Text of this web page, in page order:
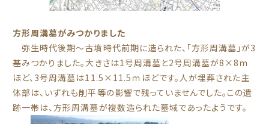
方形周溝墓がみつかりました
弥生時代後期～古墳時代前期に造られた、「方形周溝墓」が3
基みつかりました。大きさは1号周溝墓と2号周溝墓が8×8ｍ
ほど、3号周溝墓は11.5×11.5ｍほどです。人が埋葬された主
体部は、いずれも削平等の影響で残っていませんでした。この遺
跡一帯は、方形周溝墓が複数造られた墓域であったようです。